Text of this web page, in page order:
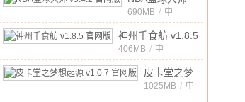
券）
步
限
v5.4.2 官网版
690MB / 中
文 / 10.00
神州千食舫 v1.8.5
官网版
406MB / 中
文 / 10.00
皮卡堂之梦
想起源
1025MB / 中
文 / 10.00